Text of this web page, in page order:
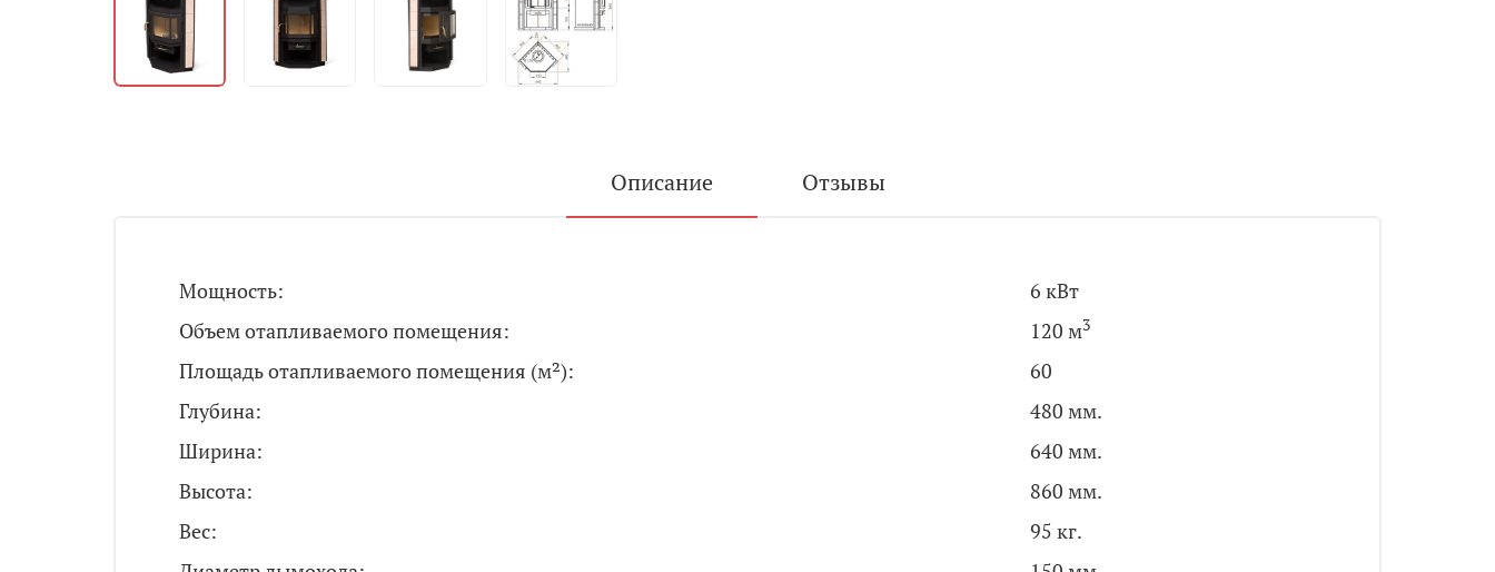
Описание Отзывы
Мощность:
6 кВт
Объем отапливаемого помещения:
120 м3
Площадь отапливаемого помещения (м²):
60
Глубина:
480 мм.
Ширина:
640 мм.
Высота:
860 мм.
Вес:
95 кг.